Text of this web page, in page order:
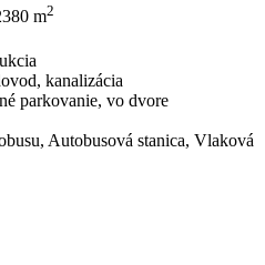
m2
kanalizácia
parkovanie, vo dvore
Autobusová stanica, Vlaková